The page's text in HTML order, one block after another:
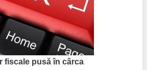
fiscale pusă în cârca